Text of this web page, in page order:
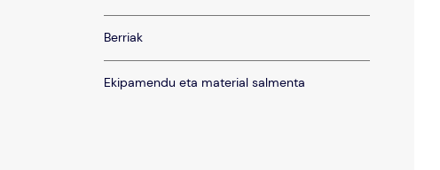
Berriak
Ekipamendu eta material salmenta